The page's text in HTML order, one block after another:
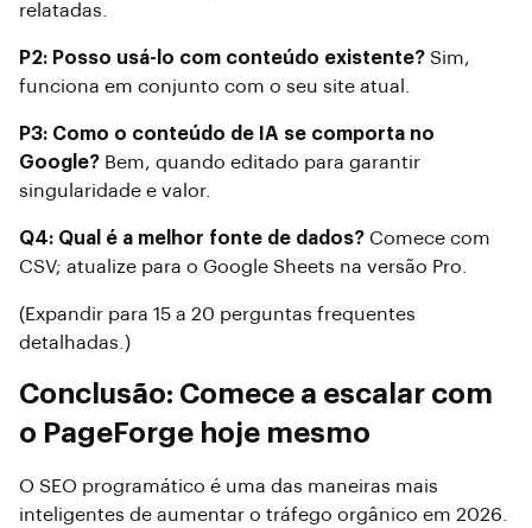
relatadas.
P2: Posso usá-lo com conteúdo existente? Sim,
funciona em conjunto com o seu site atual.
P3: Como o conteúdo de IA se comporta no
Google? Bem, quando editado para garantir
singularidade e valor.
Q4: Qual é a melhor fonte de dados? Comece com
CSV; atualize para o Google Sheets na versão Pro.
(Expandir para 15 a 20 perguntas frequentes
detalhadas.)
Conclusão: Comece a escalar com
o PageForge hoje mesmo
O SEO programático é uma das maneiras mais
inteligentes de aumentar o tráfego orgânico em 2026.